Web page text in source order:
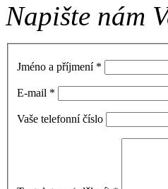
Napište nám
Jméno a příjmení *
E-mail *
Vaše telefonní číslo